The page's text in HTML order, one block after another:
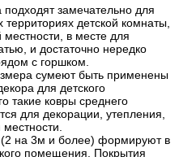
замечательно для
детской комнаты,
в месте для
и достаточно нередко
с горшком.
сумеют быть применены
для детского
такие ковры среднего
для декорации, утепления,
на 3м и более) формируют в
помещения. Покрытия